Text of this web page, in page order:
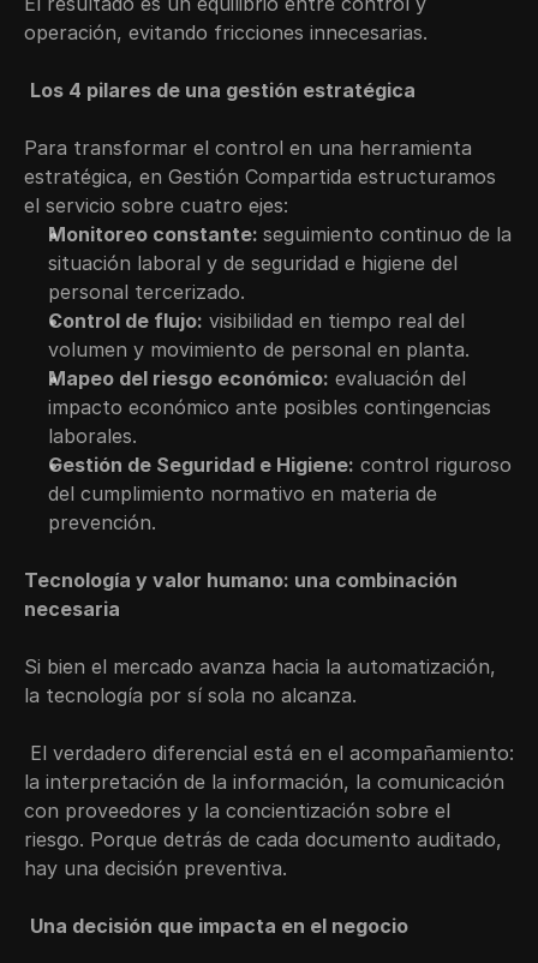
operación, evitando fricciones innecesarias.
Los 4 pilares de una gestión estratégica
Para transformar el control en una herramienta
estratégica, en Gestión Compartida estructuramos
el servicio sobre cuatro ejes:
Monitoreo constante: seguimiento continuo de la
situación laboral y de seguridad e higiene del
personal tercerizado.
Control de flujo: visibilidad en tiempo real del
volumen y movimiento de personal en planta.
Mapeo del riesgo económico: evaluación del
impacto económico ante posibles contingencias
laborales.
Gestión de Seguridad e Higiene: control riguroso
del cumplimiento normativo en materia de
prevención.
Tecnología y valor humano: una combinación
necesaria
Si bien el mercado avanza hacia la automatización,
la tecnología por sí sola no alcanza.
El verdadero diferencial está en el acompañamiento:
la interpretación de la información, la comunicación
con proveedores y la concientización sobre el
riesgo. Porque detrás de cada documento auditado,
hay una decisión preventiva.
Una decisión que impacta en el negocio